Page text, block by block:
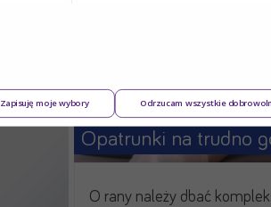
O rany należy dbać
Zapisuję moje wybory Odrzucam wszystkie